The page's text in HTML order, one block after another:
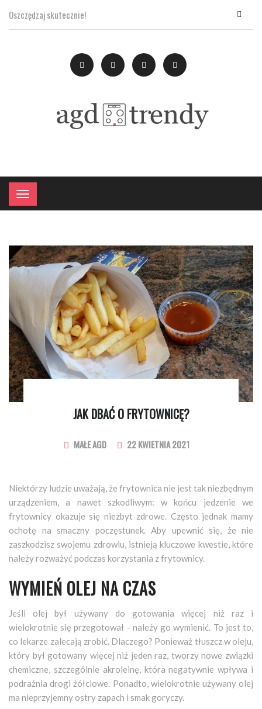
Oszczędzaj skutecznie! ×
Menu
JAK DBAĆ O FRYTOWNICĘ?
MAŁE AGD 22 KWIETNIA 2021
Niektórzy ludzie uważają, że frytownica nie jest tak niezbędnym
urządzeniem, a nawet szkodliwym: w końcu jedzenie we
frytownicy okazuje się niezbyt zdrowe. Często jednak mamy
ochotę na smaczny poczęstunek. Aby upewnić się, że nie
zaszkodzisz swojemu zdrowiu, istnieją kluczowe kwestie, które
należy rozważyć podczas korzystania z frytownicy.
WYMIEŃ OLEJ NA CZAS
Jeśli olej był używany do gotowania więcej niż raz i
wielokrotnie się przegotował - należy go wymienić. To jest to,
co lekarze zalecają zrobić. Dlaczego? Ponieważ tłuszcz w oleju,
który był gotowany więcej niż jeden raz, tworzy nowe związki
chemiczne, szczególnie akroleinę, która negatywnie wpływa i
podrażnia drogi żółciowe. Ponadto, wielokrotnie używany olej
ma nieprzyjemny ostry zapach i smak goryczy.